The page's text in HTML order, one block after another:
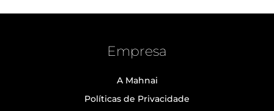
Empresa
A Mahnai
Políticas de Privacidade